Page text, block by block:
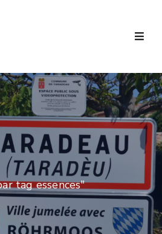
tag essences"